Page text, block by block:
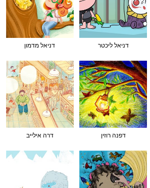
דניאל ליכטר דניאל מדמון
דפנה רוזין דרה אילייב